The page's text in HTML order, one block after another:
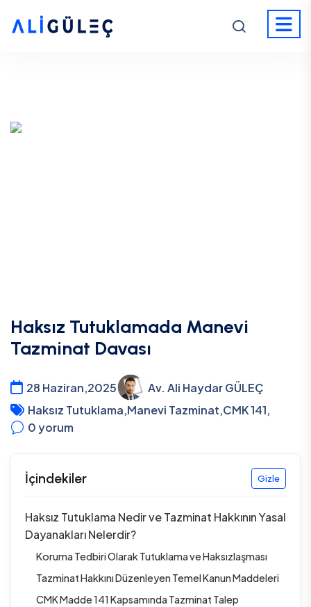
Haksız Tutuklamada Manevi
Tazminat Davası
28 Haziran,2025
Av. Ali Haydar GÜLEÇ
Haksız Tutuklama,Manevi Tazminat,CMK 141,
0yorum
İçindekiler Gizle
Haksız Tutuklama Nedir ve Tazminat Hakkının Yasal
Dayanakları Nelerdir?
Koruma Tedbiri Olarak Tutuklama ve Haksızlaşması
Tazminat Hakkını Düzenleyen Temel Kanun Maddeleri
CMK Madde 141 Kapsamında Tazminat Talep